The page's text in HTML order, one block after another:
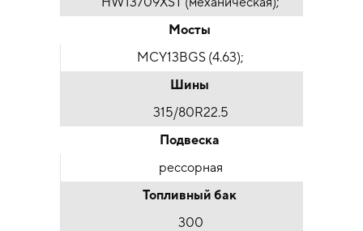
Мосты
MCY13BGS (4.63);
Шины
315/80R22.5
Подвеска
рессорная
Топливный бак
300